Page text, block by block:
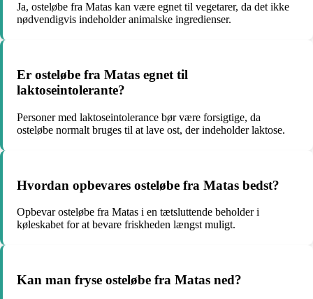
Ja, osteløbe fra Matas kan være egnet til vegetarer, da det ikke
nødvendigvis indeholder animalske ingredienser.
Er osteløbe fra Matas egnet til
laktoseintolerante?
Personer med laktoseintolerance bør være forsigtige, da
osteløbe normalt bruges til at lave ost, der indeholder laktose.
Hvordan opbevares osteløbe fra Matas bedst?
Opbevar osteløbe fra Matas i en tætsluttende beholder i
køleskabet for at bevare friskheden længst muligt.
Kan man fryse osteløbe fra Matas ned?